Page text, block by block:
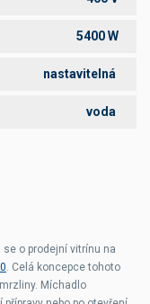
5400 W
nastavitelná
voda
se o prodejní vitrínu na
. Celá koncepce tohoto
Míchadlo